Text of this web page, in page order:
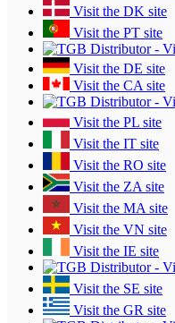
Visit the DK site
Visit the PT site
Visit the DE site
Visit the CA site
Visit the PL site
Visit the IT site
Visit the RO site
Visit the ZA site
Visit the MA site
Visit the VN site
Visit the IE site
Visit the SE site
Visit the GR site